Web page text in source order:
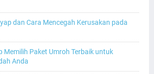
dan Cara Mencegah Kerusakan pada
Memilih Paket Umroh Terbaik untuk
Anda